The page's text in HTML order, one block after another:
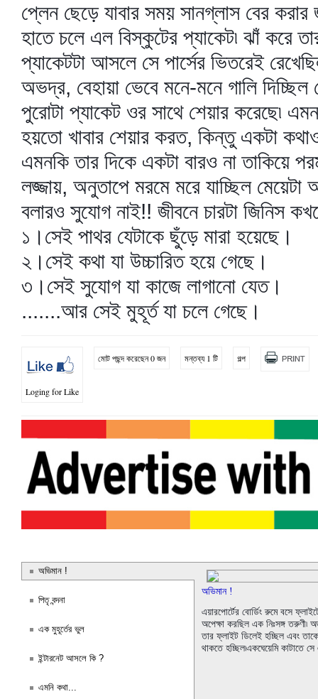
প্লেন ছেড়ে যাবার সময় সানগ্লাস বের
হাতে চলে এল বিস্কুটের প্যাকেট৷ ঝাঁ করে
প্যাকেটটা আসলে সে পার্সের ভিতরেই
অভদ্র, বেহায়া ভেবে মনে-মনে গালি
পুরোটা প্যাকেট ওর সাথে শেয়ার করেছে৷
হয়তো খাবার শেয়ার করত, কিন্তু একটা
এমনকি তার দিকে একটা বারও না তাকিয়ে
লজ্জায়, অনুতাপে মরমে মরে যাচ্ছিল
বলারও সুযোগ নাই!! জীবনে চারটা জিনিস
১।সেই পাথর যেটাকে ছুঁড়ে মারা হয়েছে।
২।সেই কথা যা উচ্চারিত হয়ে গেছে।
৩।সেই সুযোগ যা কাজে লাগানো যেত।
.......আর সেই মুহূর্ত যা চলে গেছে।
Loging for Like
মোট পছন্দ করেছেন 0 জন মন্তব্য 1 টি গল্প
অভিমান !
পিতৃ বন্দনা
এক মুহূর্তের ভুল
ইন্টারনেট আসলে কি ?
এমনি কথা...
অভিমান !
এয়ারপোর্টের বোর্ডিং রুমে বসে
অপেক্ষা করছিল এক নিঃসঙ্গ তরুণী৷
তার ফ্লাইট ডিলেই হচ্ছিল এবং
থাকতে হচ্ছিল৷একঘেয়েমি কাটাতে